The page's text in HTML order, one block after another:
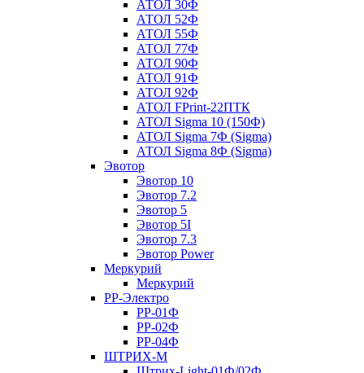
АТОЛ 30Ф
АТОЛ 52Ф
АТОЛ 55Ф
АТОЛ 77Ф
АТОЛ 90Ф
АТОЛ 91Ф
АТОЛ 92Ф
АТОЛ FPrint-22ПТК
АТОЛ Sigma 10 (150Ф)
АТОЛ Sigma 7Ф (Sigma)
АТОЛ Sigma 8Ф (Sigma)
Эвотор
Эвотор 10
Эвотор 7.2
Эвотор 5
Эвотор 5I
Эвотор 7.3
Эвотор Power
Меркурий
Меркурий
РР-Электро
РР-01Ф
РР-02Ф
РР-04Ф
ШТРИХ-М